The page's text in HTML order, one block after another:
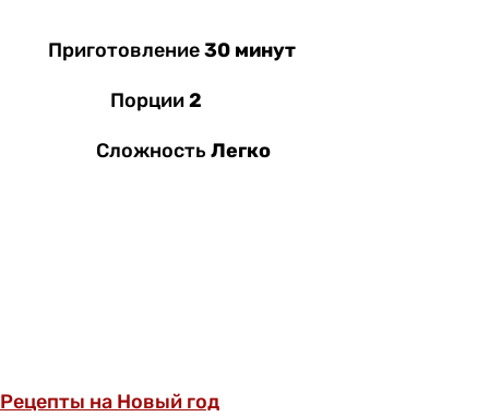
Приготовление30 минут
Порции2
Сложность Легко
Рецепты на Новый год